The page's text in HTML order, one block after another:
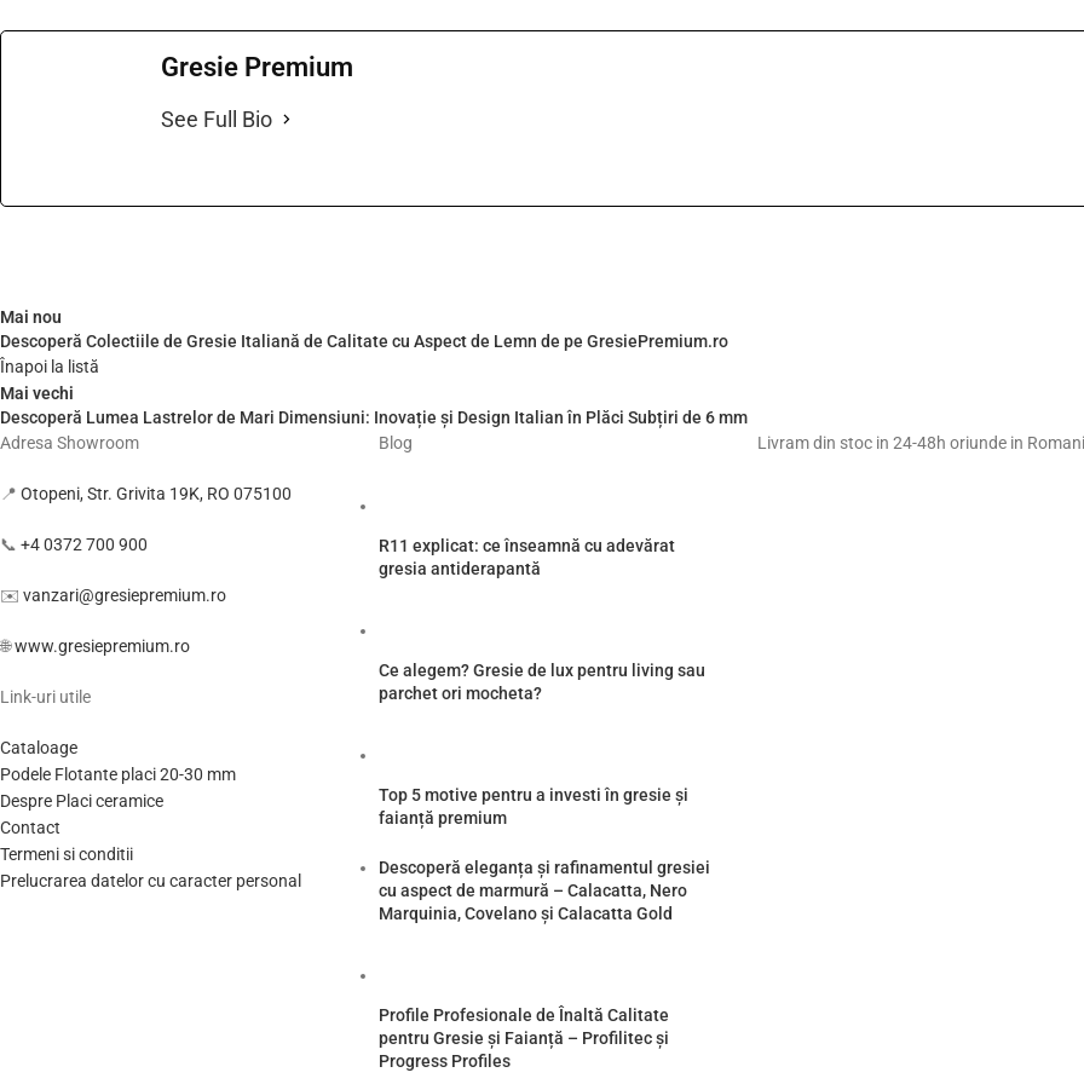
Gresie Premium
See Full Bio
Mai nou
Descoperă Colectiile de Gresie Italiană de Calitate cu Aspect de Lemn de pe GresiePremium.ro
Înapoi la listă
Mai vechi
Descoperă Lumea Lastrelor de Mari Dimensiuni: Inovație și Design Italian în Plăci Subțiri de 6 mm
Adresa Showroom
📍 Otopeni, Str. Grivita 19K, RO 075100
📞 +4 0372 700 900
✉️ vanzari@gresiepremium.ro
🌐www.gresiepremium.ro
Link-uri utile
Cataloage
Podele Flotante placi 20-30 mm
Despre Placi ceramice
Contact
Termeni si conditii
Prelucrarea datelor cu caracter personal
Blog
R11 explicat: ce înseamnă cu adevărat
gresia antiderapantă
Ce alegem? Gresie de lux pentru living sau
parchet ori mocheta?
Top 5 motive pentru a investi în gresie și
faianță premium
Descoperă eleganța și rafinamentul gresiei
cu aspect de marmură – Calacatta, Nero
Marquinia, Covelano și Calacatta Gold
Profile Profesionale de Înaltă Calitate
pentru Gresie și Faianță – Profilitec și
Progress Profiles
Livram din stoc in 24-48h oriunde in